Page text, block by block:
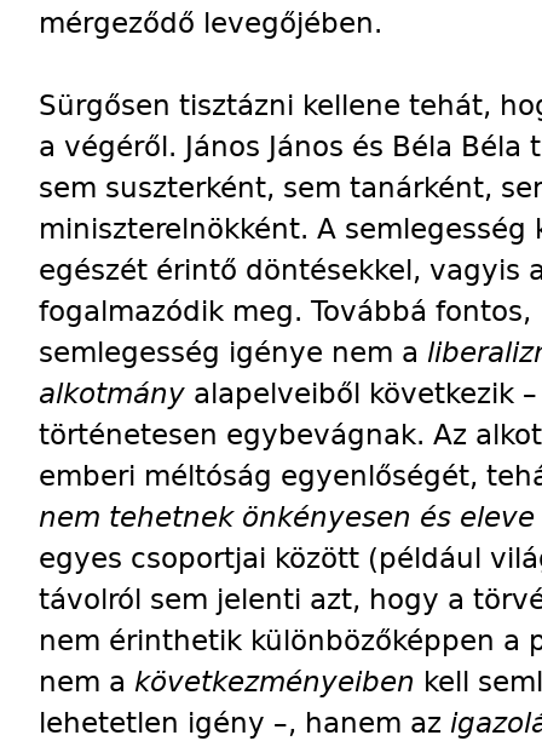
mérgeződő levegőjében.
Sürgősen tisztázni kellene tehát,
a végéről. János János és Béla
sem suszterként, sem tanárként,
miniszterelnökként. A
egészét érintő döntésekkel, vagyis
fogalmazódik meg. Továbbá
semlegesség igénye nem a
alkotmány alapelveiből következik
történetesen egybevágnak. Az
emberi méltóság egyenlőségét,
nem tehetnek önkényesen és eleve
egyes csoportjai között (például
távolról sem jelenti azt, hogy a
nem érinthetik különbözőképpen a
nem a következményeiben kell
lehetetlen igény –, hanem az